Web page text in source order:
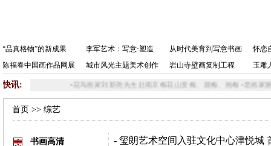
“品真格物”的新成果 李军艺术：写意·塑造 从时代美育到写意书画
怀恋
陈福春中国画作品网展
城市风光主题美术创作 岩山寺壁画复制工程 玉雕
快讯: 花鸟画家刘新尧先生赴南京梅花山赏梅、观梅、画梅 老画家路中跃
首页 >> 综艺
书画高清 -玺朗艺术空间入驻文化中心津悦